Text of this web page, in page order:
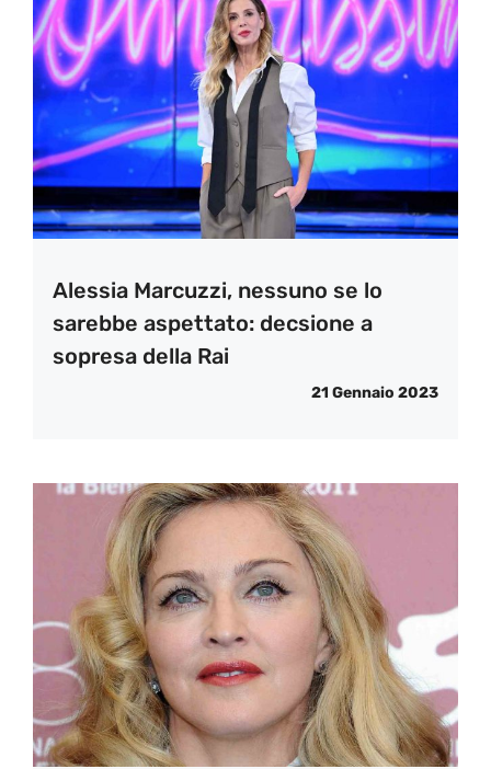
Alessia Marcuzzi, nessuno se lo
sarebbe aspettato: decsione a
sopresa della Rai
21 Gennaio 2023